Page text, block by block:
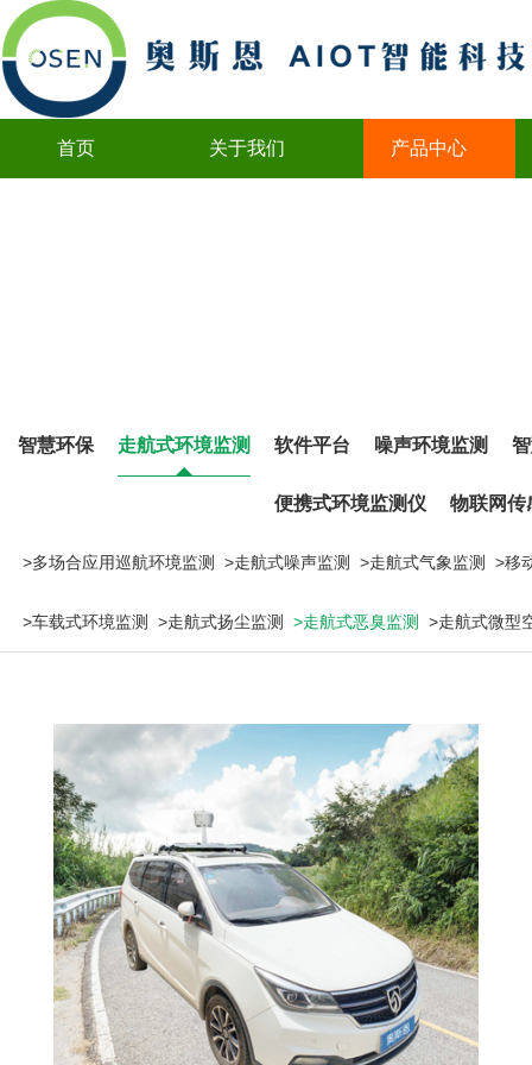
首页 关于我们 产品中心
智慧环保 走航式环境监测 软件平台 噪声环境监测
便携式环境监测仪 物联网传
>多场合应用巡航环境监测 >走航式噪声监测 >走航式气象监测 >移
>车载式环境监测 >走航式扬尘监测 >走航式恶臭监测 >走航式微型